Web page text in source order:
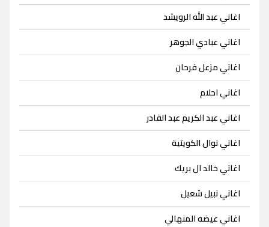
اغاني عبد الله الرويشد
اغاني عبادي الجوهر
اغاني مزعل فرحان
اغاني احلام
اغاني عبد الكريم عبد القادر
اغاني نوال الكويتية
اغاني خالد ال بريك
اغاني نبيل شعيل
اغاني عيضه المنهالي